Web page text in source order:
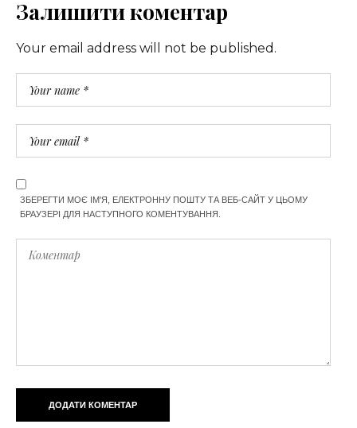
Залишити коментар
Your email address will not be published.
ЗБЕРЕГТИ МОЄ ІМ'Я, ЕЛЕКТРОННУ ПОШТУ ТА ВЕБ-САЙТ У ЦЬОМУ
БРАУЗЕРІ ДЛЯ НАСТУПНОГО КОМЕНТУВАННЯ.